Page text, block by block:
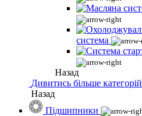
система
Назад
Дивитись більше категорій
Назад
Підшипники